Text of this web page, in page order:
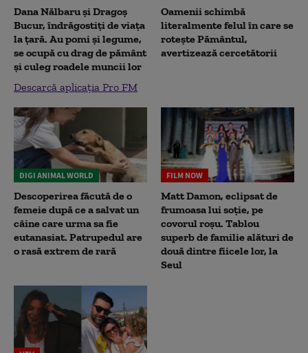
Dana Nălbaru și Dragoș
Bucur, îndrăgostiți de viața
la țară. Au pomi și legume,
se ocupă cu drag de pământ
și culeg roadele muncii lor
Descarcă aplicația Pro FM
Oamenii schimbă
literalmente felul în care se
rotește Pământul,
avertizează cercetătorii
DIGI ANIMAL WORLD
Descoperirea făcută de o
femeie după ce a salvat un
câine care urma sa fie
eutanasiat. Patrupedul are
o rasă extrem de rară
FILM NOW
Matt Damon, eclipsat de
frumoasa lui soție, pe
covorul roșu. Tablou
superb de familie alături de
două dintre fiicele lor, la
Seul